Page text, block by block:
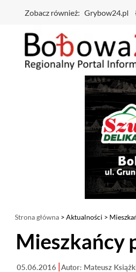
Zobacz również: Grybow24.pl
Strona główna > Aktualności >
Mieszkańcy
05.06.2016 Autor: Mateusz